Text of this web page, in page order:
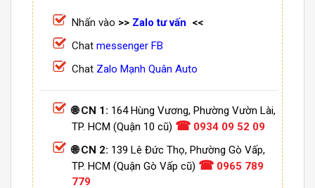
Nhấn vào >> Zalo tư vấn <<
Chat messenger FB
Chat Zalo Mạnh Quân Auto
🌐 CN 1: 164 Hùng Vương, Phường Vườn Lài,
TP. HCM (Quận 10 cũ) ☎ 0934 09 52 09
🌐 CN 2: 139 Lê Đức Thọ, Phường Gò Vấp,
TP. HCM (Quận Gò Vấp cũ) ☎ 0965 789
779